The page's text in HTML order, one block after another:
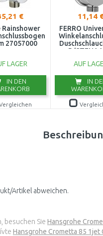
€
Rainshower
27057000
LAGER
IN DEN
11,14
FERRO
D/
AUF
IN
Artikel abweichen.
besuchen Sie Hansgrohe
Hansgrohe Crometta 85 1jet